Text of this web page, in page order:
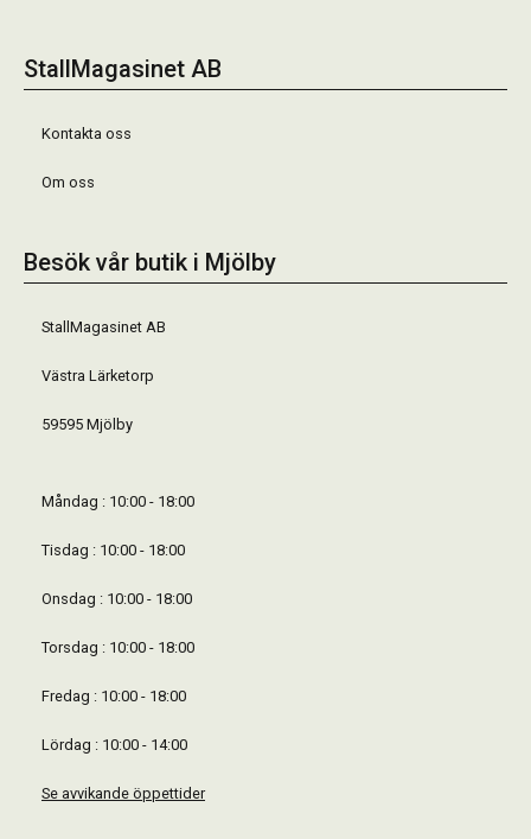
StallMagasinet AB
Kontakta oss
Om oss
Besök vår butik i Mjölby
StallMagasinet AB
Västra Lärketorp
59595 Mjölby
Måndag : 10:00 - 18:00
Tisdag : 10:00 - 18:00
Onsdag : 10:00 - 18:00
Torsdag : 10:00 - 18:00
Fredag : 10:00 - 18:00
Lördag : 10:00 - 14:00
Se avvikande öppettider